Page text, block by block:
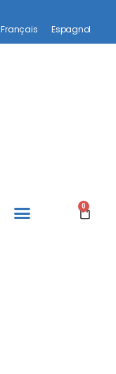
Français Espagnol
0